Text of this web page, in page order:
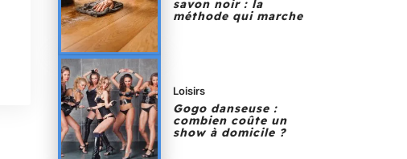
savon noir : la
méthode qui marche
Loisirs
Gogo danseuse :
combien coûte un
show à domicile ?